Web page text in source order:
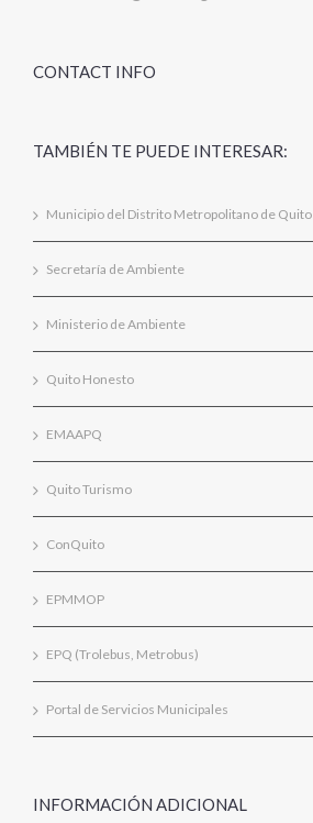
CONTACT INFO
TAMBIÉN TE PUEDE INTERESAR:
Municipio del Distrito Metropolitano de Quito
Secretaría de Ambiente
Ministerio de Ambiente
Quito Honesto
EMAAPQ
Quito Turismo
ConQuito
EPMMOP
EPQ (Trolebus, Metrobus)
Portal de Servicios Municipales
INFORMACIÓN ADICIONAL